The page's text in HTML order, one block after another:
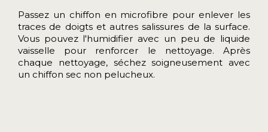
Passez un chiffon en microfibre pour enlever les
traces de doigts et autres salissures de la surface.
Vous pouvez l'humidifier avec un peu de liquide
vaisselle pour renforcer le nettoyage. Après
chaque nettoyage, séchez soigneusement avec
un chiffon sec non pelucheux.